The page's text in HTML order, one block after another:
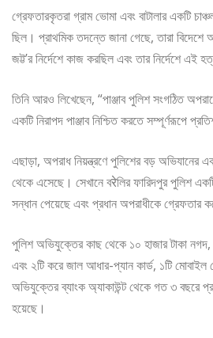
গ্রেফতারকৃতরা গ্রাম ভোমা এবং বাটালার একটি
ছিল। প্রাথমিক তদন্তে জানা গেছে, তারা বিদেশে
জট্ট’র নির্দেশে কাজ করছিল এবং তার নির্দেশে এই
তিনি আরও লিখেছেন, “পাঞ্জাব পুলিশ সংগঠিত
একটি নিরাপদ পাঞ্জাব নিশ্চিত করতে সম্পূর্ণরূপে
এছাড়া, অপরাধ নিয়ন্ত্রণে পুলিশের বড় অভিযানের
থেকে এসেছে। সেখানে বरेলির ফারিদপুর পুলিশ
সন্ধান পেয়েছে এবং প্রধান অপরাধীকে গ্রেফতার
পুলিশ অভিযুক্তের কাছ থেকে ১০ হাজার টাকা নগদ,
এবং ২টি করে জাল আধার-প্যান কার্ড, ১টি
অভিযুক্তের ব্যাংক অ্যাকাউন্ট থেকে গত ৩ বছরে
হয়েছে।